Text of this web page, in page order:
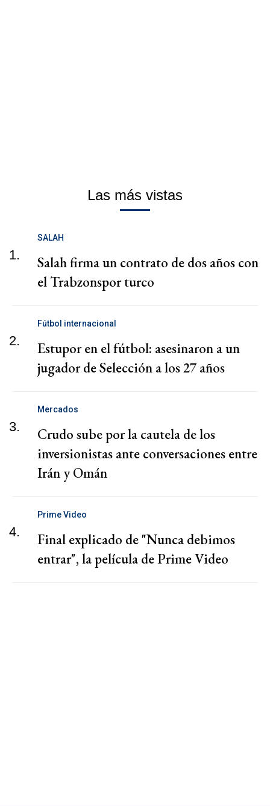
Las más vistas
1.
SALAH
Salah firma un contrato de dos años con
el Trabzonspor turco
2.
Fútbol internacional
Estupor en el fútbol: asesinaron a un
jugador de Selección a los 27 años
3.
Mercados
Crudo sube por la cautela de los
inversionistas ante conversaciones entre
Irán y Omán
4.
Prime Video
Final explicado de "Nunca debimos
entrar", la película de Prime Video